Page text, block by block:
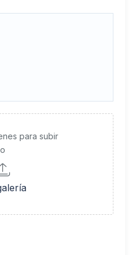
para subir
o